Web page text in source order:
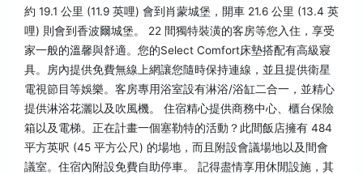
約 19.1 公里 (11.9 英哩) 會到肖蒙城堡，開車 21.6 公里 (13.4 英
哩) 則會到香波爾城堡。 22 間獨特裝潢的客房等您入住，享受
家一般的溫馨與舒適。您的Select Comfort床墊搭配有高級寢
具。房內提供免費無線上網讓您隨時保持連線，並且提供衛星
電視節目等娛樂。客房專用浴室設有淋浴/浴缸二合一，並精心
提供淋浴花灑以及吹風機。 住宿精心提供商務中心、櫃台保險
箱以及電梯。正在計畫一個塞勒特的活動？此間飯店擁有 484
平方英呎 (45 平方公尺) 的場地，而且附設會議場地以及間會
議室。住宿內附設免費自助停車。 記得盡情享用休閒設施，其